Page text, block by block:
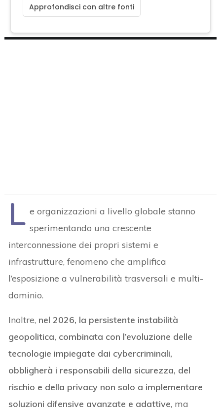
Approfondisci con altre fonti
L e organizzazioni a livello globale stanno
sperimentando una crescente
interconnessione dei propri sistemi e
infrastrutture, fenomeno che amplifica
l’esposizione a vulnerabilità trasversali e multi-
dominio.
Inoltre, nel 2026, la persistente instabilità
geopolitica, combinata con l’evoluzione delle
tecnologie impiegate dai cybercriminali,
obbligherà i responsabili della sicurezza, del
rischio e della privacy non solo a implementare
soluzioni difensive avanzate e adattive, ma